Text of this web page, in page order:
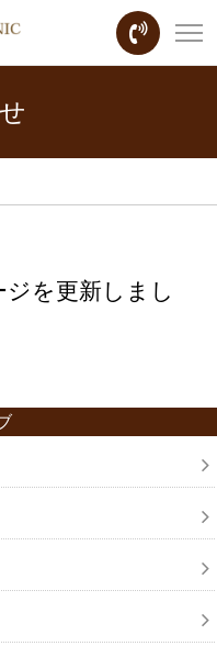
を更新しまし